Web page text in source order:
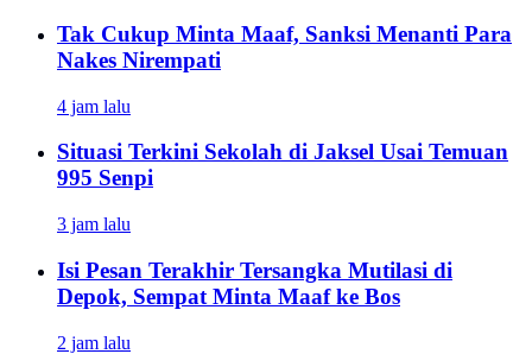
Tak Cukup Minta Maaf, Sanksi Menanti Para
Nakes Nirempati
4 jam lalu
Situasi Terkini Sekolah di Jaksel Usai Temuan
995 Senpi
3 jam lalu
Isi Pesan Terakhir Tersangka Mutilasi di
Depok, Sempat Minta Maaf ke Bos
2 jam lalu